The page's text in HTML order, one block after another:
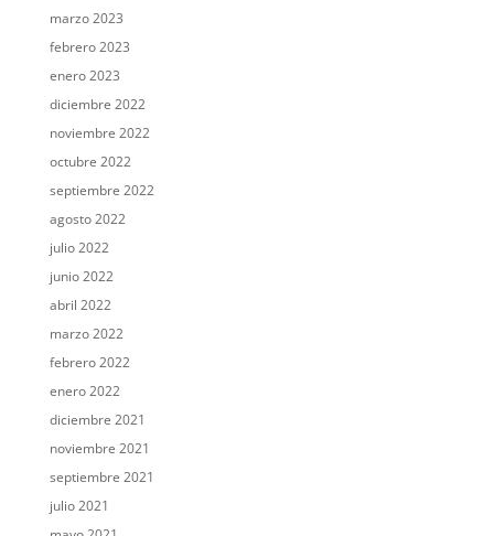
marzo 2023
febrero 2023
enero 2023
diciembre 2022
noviembre 2022
octubre 2022
septiembre 2022
agosto 2022
julio 2022
junio 2022
abril 2022
marzo 2022
febrero 2022
enero 2022
diciembre 2021
noviembre 2021
septiembre 2021
julio 2021